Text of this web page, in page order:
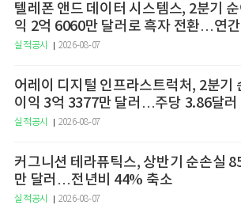
텔레폰 앤드 데이터 시스템스, 2분기 순
익 2억 6060만 달러로 흑자 전환…연
이던스 조정
실적공시 2026-08-07
어레이 디지털 인프라스트럭처, 2분기
이익 3억 3377만 달러…주당 3.86달러
실적공시 2026-08-07
커그니션 테라퓨틱스, 상반기 순손실
만 달러…전년비 44% 축소
실적공시 2026-08-07